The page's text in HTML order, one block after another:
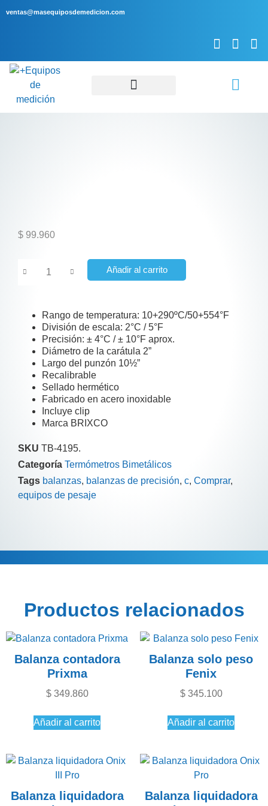
ventas@masequiposdemedicion.com
$ 99.960
Añadir al carrito
Rango de temperatura: 10+290ºC/50+554°F
División de escala: 2°C / 5°F
Precisión: ± 4°C / ± 10°F aprox.
Diámetro de la carátula 2”
Largo del punzón 10½”
Recalibrable
Sellado hermético
Fabricado en acero inoxidable
Incluye clip
Marca BRIXCO
SKU TB-4195.
Categoría Termómetros Bimetálicos
Tags balanzas, balanzas de precisión, c, Comprar,
equipos de pesaje
Información adicional
Productos relacionados
Balanza contadora
Prixma
$349.860
Añadir al carrito
Balanza solo peso
Fenix
$345.100
Añadir al carrito
Balanza liquidadora
Balanza liquidadora